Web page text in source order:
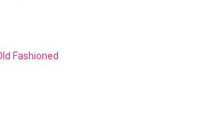
Fashioned